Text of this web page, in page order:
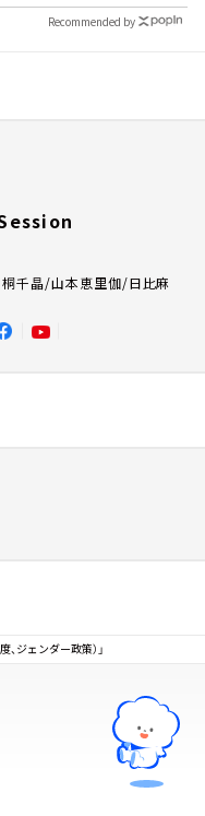
Recommended by
千晶/山本恵里伽/日比麻
ジェンダー政策）」